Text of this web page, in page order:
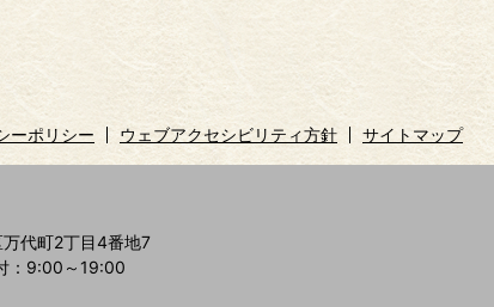
ーポリシー ウェブアクセシビリティ方針 サイトマップ
代町2丁目4番地7
：9:00～19:00